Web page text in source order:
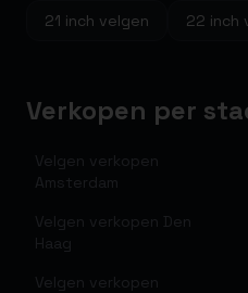
21 inch velgen 22 inch
Verkopen per
Velgen verkopen
Amsterdam
Velgen verkopen Den
Haag
Velgen verkopen